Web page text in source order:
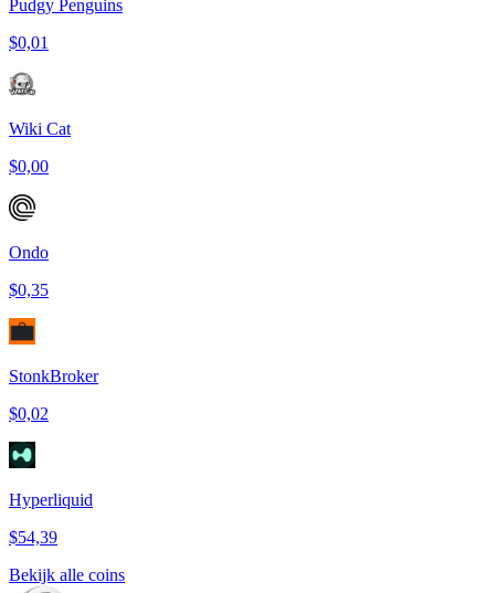
Pudgy Penguins
$0,01
Wiki Cat
$0,00
Ondo
$0,35
StonkBroker
$0,02
Hyperliquid
$54,39
Bekijk alle coins